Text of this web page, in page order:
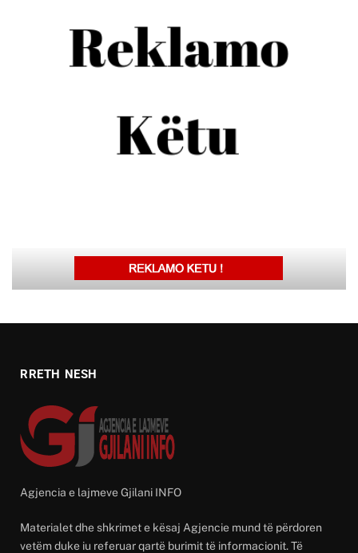
RRETH NESH
Agjencia e lajmeve Gjilani INFO
Materialet dhe shkrimet e kësaj Agjencie mund të përdoren
vetëm duke iu referuar qartë burimit të informacionit. Të